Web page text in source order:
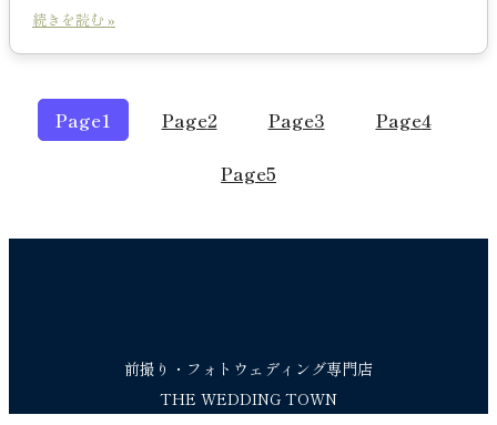
続きを読む »
Page1 Page2 Page3 Page4
Page5
前撮り・フォトウェディング専門店
THE WEDDING TOWN